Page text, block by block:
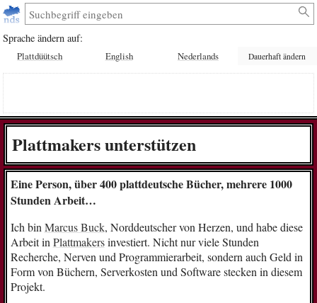
Sprache ändern auf:
Plattdüütsch English Nederlands Dauerhaft ändern
Plattmakers unterstützen
Eine Person, über 400 plattdeutsche Bücher, mehrere 1000
Stunden Arbeit…
Ich bin Marcus Buck, Norddeutscher von Herzen, und habe diese
Arbeit in Plattmakersinvestiert. Nicht nur viele Stunden
Recherche, Nerven und Programmierarbeit, sondern auch Geld in
Form von Büchern, Serverkosten und Software stecken in diesem
Projekt.